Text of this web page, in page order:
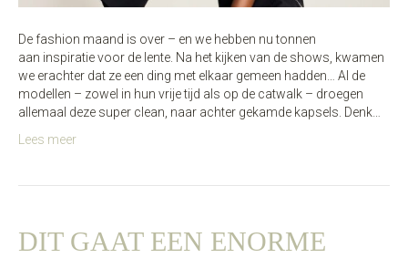
De fashion maand is over – en we hebben nu tonnen
aan inspiratie voor de lente. Na het kijken van de shows, kwamen
we erachter dat ze een ding met elkaar gemeen hadden… Al de
modellen – zowel in hun vrije tijd als op de catwalk – droegen
allemaal deze super clean, naar achter gekamde kapsels. Denk…
Lees meer
DIT GAAT EEN ENORME